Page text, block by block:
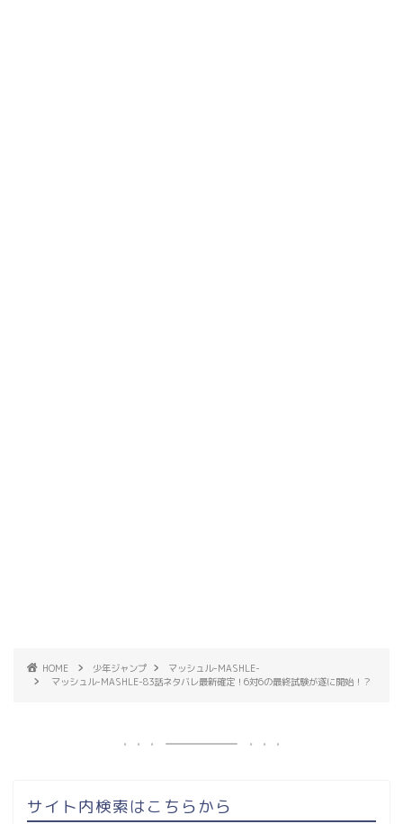
HOME 少年ジャンプ
マッシュル-MASHLE-
マッシュル-MASHLE-83話ネタバレ最新確定！6対6の最終試験が遂に開始！？
サイト内検索はこちらから